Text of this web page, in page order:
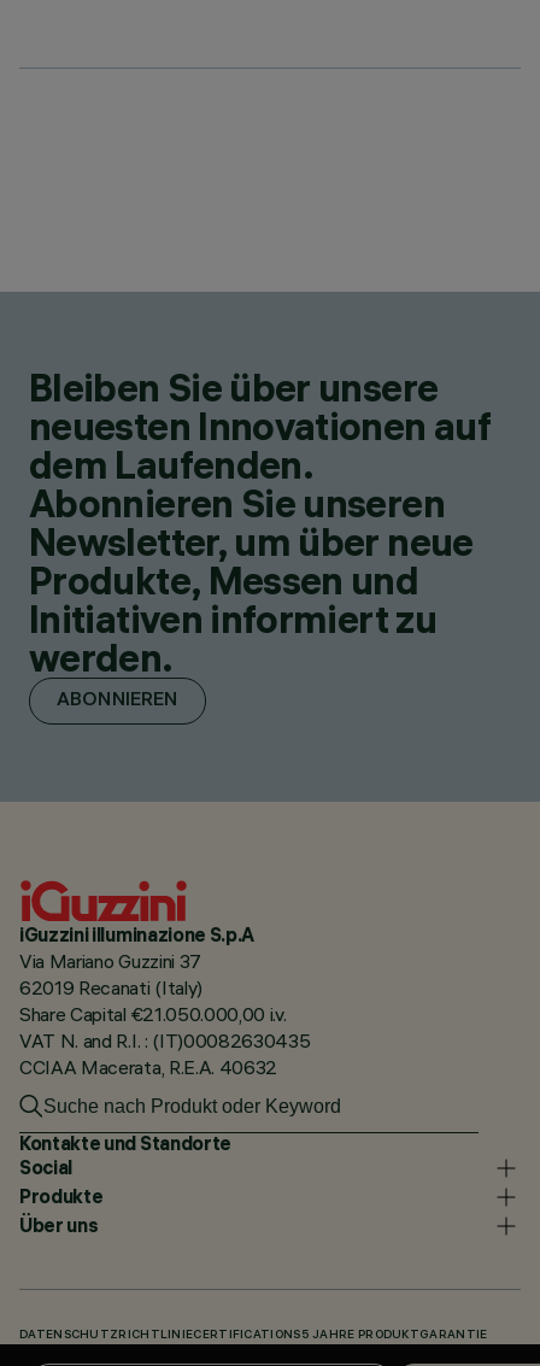
Bleiben Sie über unsere
neuesten Innovationen auf
dem Laufenden.
Abonnieren Sie unseren
Newsletter, um über neue
Produkte, Messen und
Initiativen informiert zu
werden.
ABONNIEREN
iGuzzini illuminazione S.p.A
Via Mariano Guzzini 37
62019 Recanati (Italy)
Share Capital €21.050.000,00 i.v.
VAT N. and R.I. : (IT)00082630435
CCIAA Macerata, R.E.A. 40632
Kontakte und Standorte
Social
Produkte
Über uns
DATENSCHUTZRICHTLINIECERTIFICATIONS 5 JAHRE PRODUKTGARANTIE